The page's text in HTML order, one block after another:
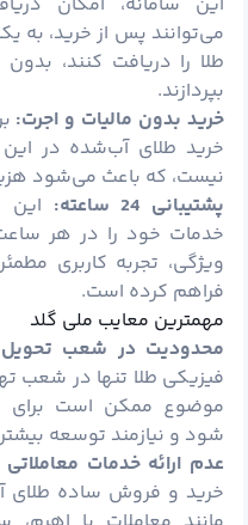
می‌توانند پس از خرید، به
طلا را دریافت کنند،
بپردازند.
خرید بدون مالیات و اجرت:
خرید طلای آب‌شده در این
نیست، که باعث می‌شود
پشتیبانی 24 ساعته:
این
خدمات خود را در هر
ویژگی، تجربه کاربری
فراهم کرده است.
مهمترین معایب ملی گلد
محدودیت در شعب
فیزیکی طلا تنها در شعب
موضوع ممکن است برای
شود و نیازمند توسعه
عدم ارائه خدمات
خرید و فروش ساده طلای